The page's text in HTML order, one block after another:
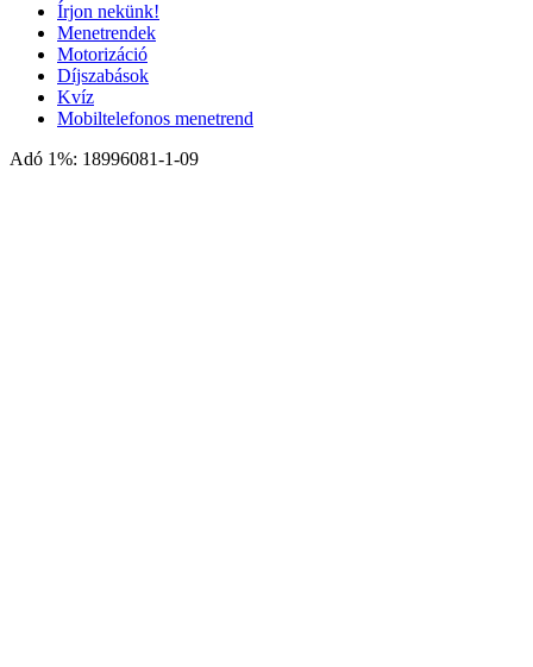
Írjon nekünk!
Menetrendek
Motorizáció
Díjszabások
Kvíz
Mobiltelefonos menetrend
Adó 1%: 18996081-1-09